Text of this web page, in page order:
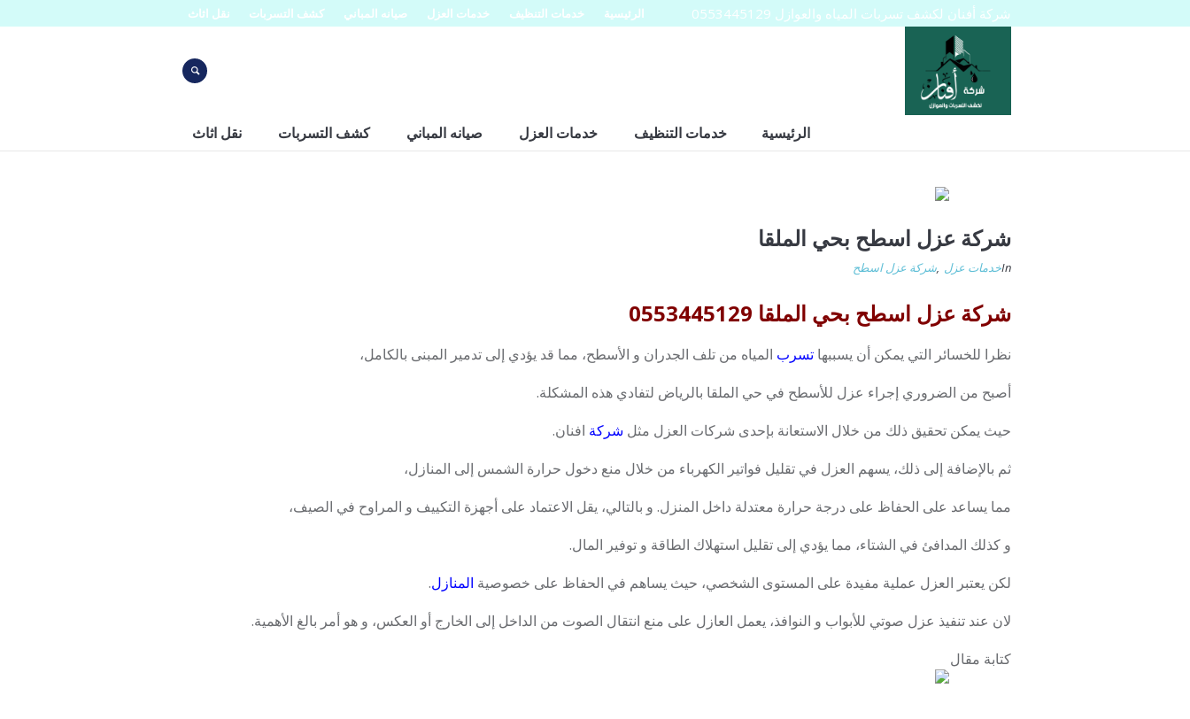
الرئيسية خدمات التنظيف خدمات العزل صيانه المباني كشف التسربات نقل اثاث شركة أفنان لكشف تسربات المياه والعوازل 0553445129
الرئيسية خدمات التنظيف خدمات العزل صيانه المباني كشف التسربات نقل اثاث
شركة عزل اسطح بحي الملقا
Inخدمات عزل ,شركة عزل اسطح
شركة عزل اسطح بحي الملقا 0553445129
نظرا للخسائر التي يمكن أن يسببها تسرب المياه من تلف الجدران و الأسطح، مما قد يؤدي إلى تدمير المبنى بالكامل،
أصبح من الضروري إجراء عزل للأسطح في حي الملقا بالرياض لتفادي هذه المشكلة.
حيث يمكن تحقيق ذلك من خلال الاستعانة بإحدى شركات العزل مثل شركة افنان.
ثم بالإضافة إلى ذلك، يسهم العزل في تقليل فواتير الكهرباء من خلال منع دخول حرارة الشمس إلى المنازل،
مما يساعد على الحفاظ على درجة حرارة معتدلة داخل المنزل. و بالتالي، يقل الاعتماد على أجهزة التكييف و المراوح في الصيف،
و كذلك المدافئ في الشتاء، مما يؤدي إلى تقليل استهلاك الطاقة و توفير المال.
لكن يعتبر العزل عملية مفيدة على المستوى الشخصي، حيث يساهم في الحفاظ على خصوصية المنازل.
لان عند تنفيذ عزل صوتي للأبواب و النوافذ، يعمل العازل على منع انتقال الصوت من الداخل إلى الخارج أو العكس، و هو أمر بالغ الأهمية.
كتابة مقال